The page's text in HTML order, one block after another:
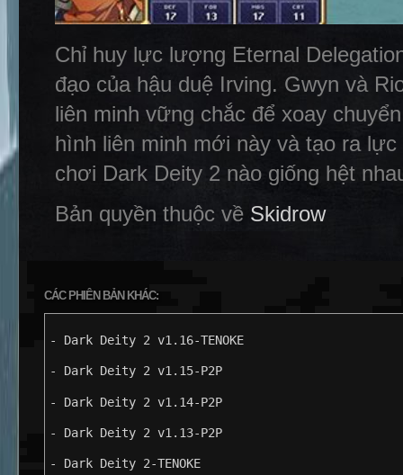
Chỉ huy lực lượng Eternal
đạo của hậu duệ Irving. Gwyn và
liên minh vững chắc để xoay
hình liên minh mới này và tạo ra
chơi Dark Deity 2 nào giống hệt
Bản quyền thuộc về Skidrow
CÁC PHIÊN BẢN KHÁC:
- Dark Deity 2 v1.16-TENOKE
- Dark Deity 2 v1.15-P2P
- Dark Deity 2 v1.14-P2P
- Dark Deity 2 v1.13-P2P
- Dark Deity 2-TENOKE